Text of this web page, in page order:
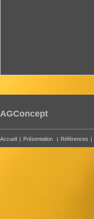
AGConcept
Accueil | Présentation | Références |